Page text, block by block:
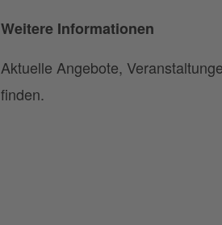
Weitere Informationen
Aktuelle Angebote,
finden.